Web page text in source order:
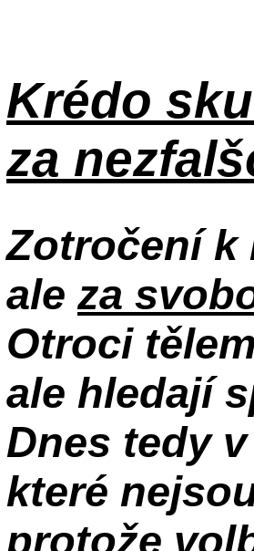
Krédo
za
Zotročení k
ale za
Otroci
ale hledají
Dnes tedy
které
protože